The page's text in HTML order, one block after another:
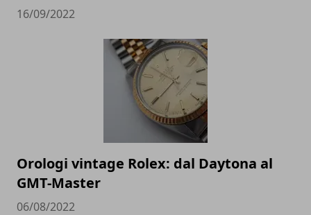
16/09/2022
Orologi vintage Rolex: dal Daytona al
GMT-Master
06/08/2022